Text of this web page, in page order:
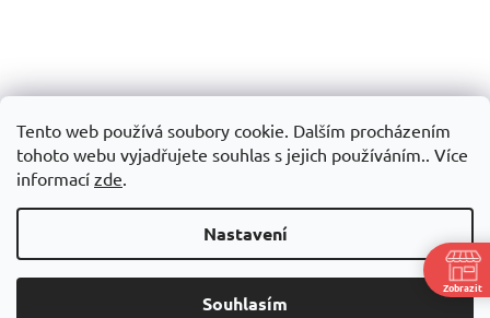
Tento web používá soubory cookie. Dalším procházením
tohoto webu vyjadřujete souhlas s jejich používáním.. Více
informací zde.
Nastavení
Souhlasím
Zobrazit